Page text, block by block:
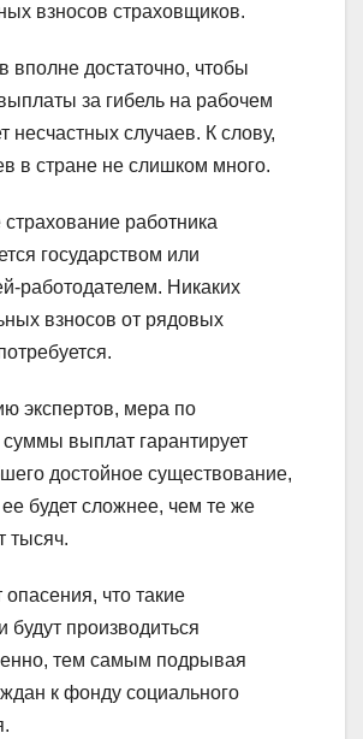
взносов страховщиков.
вполне достаточно, чтобы
за гибель на рабочем
несчастных случаев. К слову,
в стране не слишком много.
работника
государством или
работодателем. Никаких
взносов от рядовых
экспертов, мера по
выплат гарантирует
достойное существование,
ее будет сложнее, чем те же
тысяч.
что такие
будут производиться
тем самым подрывая
к фонду социального